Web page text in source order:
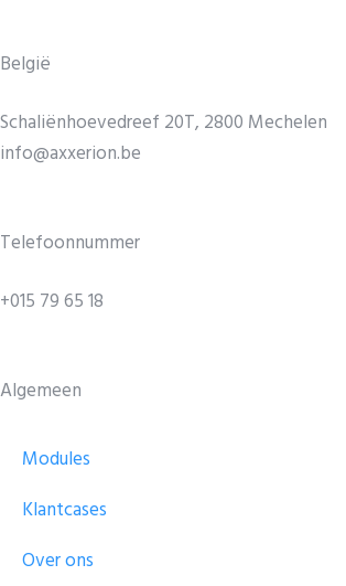
België
Schaliënhoevedreef 20T, 2800 Mechelen
info@axxerion.be
Telefoonnummer
+015 79 65 18
Algemeen
Modules
Klantcases
Over ons